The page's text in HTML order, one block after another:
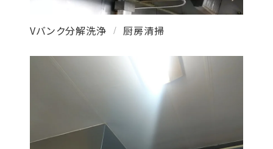
Vバンク分解洗浄 / 厨房清掃